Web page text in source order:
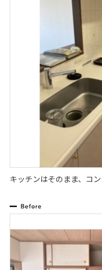
キッチンはそのまま、コ